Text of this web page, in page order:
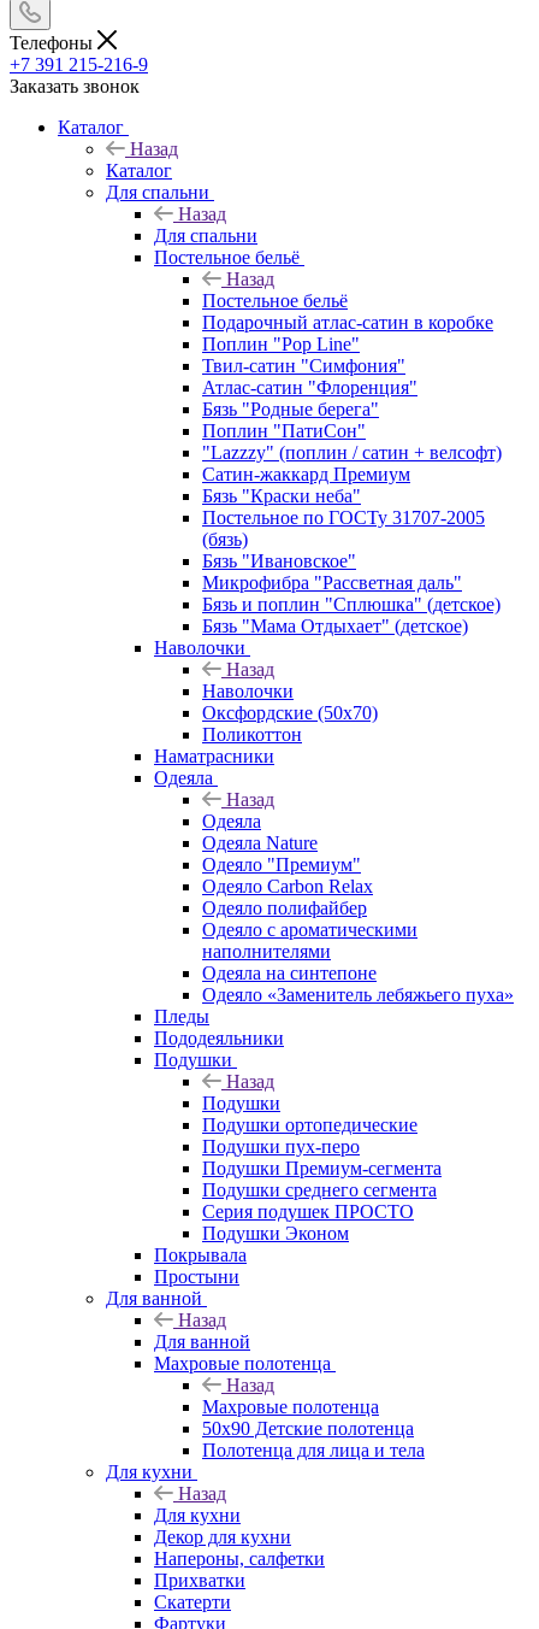
Телефоны
+7 391 215-216-9
Заказать звонок
Каталог
Назад
Каталог
Для спальни
Назад
Для спальни
Постельное бельё
Назад
Постельное бельё
Подарочный атлас-сатин в коробке
Поплин "Pop Line"
Твил-сатин "Симфония"
Атлас-сатин "Флоренция"
Бязь "Родные берега"
Поплин "ПатиСон"
"Lazzzy" (поплин / сатин + велсофт)
Сатин-жаккард Премиум
Бязь "Краски неба"
Постельное по ГОСТу 31707-2005
(бязь)
Бязь "Ивановское"
Микрофибра "Рассветная даль"
Бязь и поплин "Сплюшка" (детское)
Бязь "Мама Отдыхает" (детское)
Наволочки
Назад
Наволочки
Оксфордские (50х70)
Поликоттон
Наматрасники
Одеяла
Назад
Одеяла
Одеяла Nature
Одеяло "Премиум"
Одеяло Carbon Relax
Одеяло полифайбер
Одеяло с ароматическими
наполнителями
Одеяла на синтепоне
Одеяло «Заменитель лебяжьего пуха»
Пледы
Пододеяльники
Подушки
Назад
Подушки
Подушки ортопедические
Подушки пух-перо
Подушки Премиум-сегмента
Подушки среднего сегмента
Серия подушек ПРОСТО
Подушки Эконом
Покрывала
Простыни
Для ванной
Назад
Для ванной
Махровые полотенца
Назад
Махровые полотенца
50х90 Детские полотенца
Полотенца для лица и тела
Для кухни
Назад
Для кухни
Декор для кухни
Напероны, салфетки
Прихватки
Скатерти
Фартуки